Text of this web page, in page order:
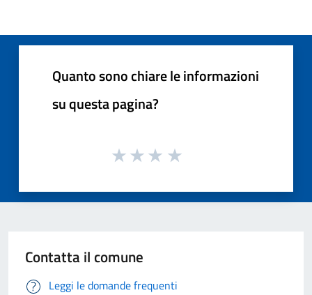
Quanto sono chiare le informazioni
su questa pagina?
Contatta il comune
Leggi le domande frequenti